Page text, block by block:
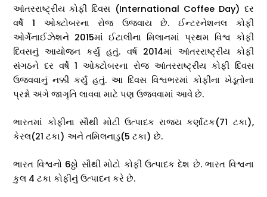
આંતરરાષ્ટ્રીય કોફી દિવસ (International Coffee Day) દર
વર્ષે 1 ઓક્ટોબરના રોજ ઉજવાય છે. ઈન્ટરનેશનલ કોફી
ઓર્ગેનાઈઝેશને 2015માં ઈટાલીના મિલાનમાં પ્રથમ વિશ્વ કોફી
દિવસનું આયોજન કર્યું હતું. વર્ષ 2014માં આંતરરાષ્ટ્રીય કોફી
સંગઠને દર વર્ષે 1 ઓક્ટોબરના રોજ આંતરરાષ્ટ્રીય કોફી દિવસ
ઉજવવાનું નક્કી કર્યું હતું. આ દિવસ વિશ્વભરમાં કોફીના ખેડૂતોના
પ્રશ્નો અંગે જાગૃતિ લાવવા માટે પણ ઉજવવામાં આવે છે.
ભારતમાં કોફીના સૌથી મોટી ઉત્પાદક રાજ્ય કર્ણાટક(71 ટકા),
કેરલ(21 ટકા) અને તમિલનાડુ(5 ટકા) છે.
ભારત વિશ્વનો 6ઠ્ઠો સૌથી મોટો કોફી ઉત્પાદક દેશ છે. ભારત વિશ્વના
કુલ 4 ટકા કોફીનું ઉત્પાદન કરે છે.